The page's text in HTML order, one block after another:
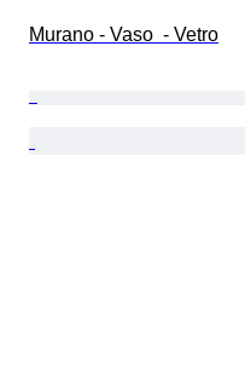
Murano - Vaso  - Vetro